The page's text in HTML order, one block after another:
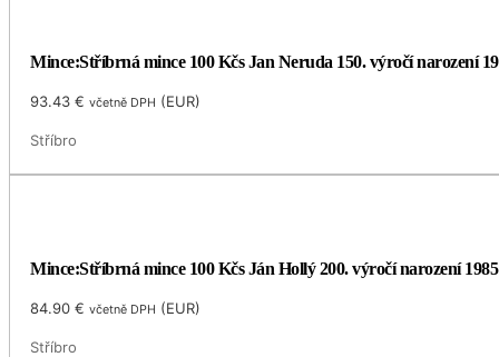
Mince:Stříbrná mince 100 Kčs Jan Neruda 150. výročí narození
93.43€ včetně DPH (EUR)
Stříbro
Mince:Stříbrná mince 100 Kčs Ján Hollý 200. výročí narození 1985
84.90€ včetně DPH (EUR)
Stříbro